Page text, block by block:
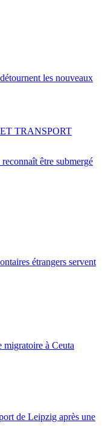
les nouveaux
être submergé
TRANSPORT
étrangers servent
migratoire à Ceuta
de Leipzig après une